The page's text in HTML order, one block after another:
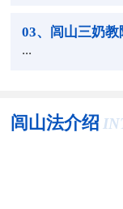
03、闾山三奶
...
闾山法介绍